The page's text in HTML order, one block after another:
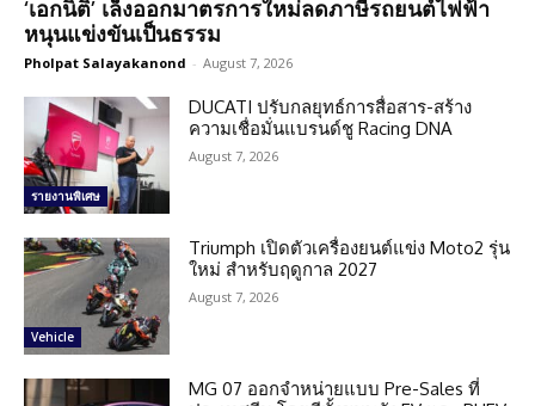
‘เอกนิติ’ เล็งออกมาตรการใหม่ลดภาษีรถยนต์ไฟฟ้า
หนุนแข่งขันเป็นธรรม
Pholpat Salayakanond - August 7, 2026
รายงานพิเศษ
DUCATI ปรับกลยุทธ์การสื่อสาร-สร้าง
ความเชื่อมั่นแบรนด์ชู Racing DNA
August 7, 2026
Vehicle
Triumph เปิดตัวเครื่องยนต์แข่ง Moto2 รุ่น
ใหม่ สำหรับฤดูกาล 2027
August 7, 2026
MG 07 ออกจำหน่ายแบบ Pre-Sales ที่